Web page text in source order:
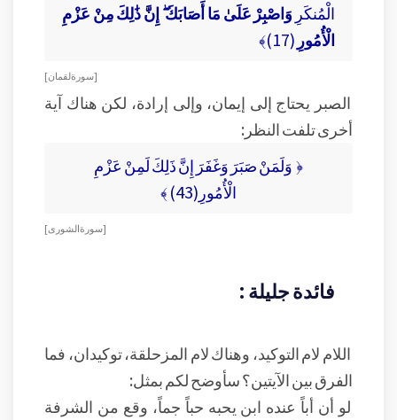
الْمُنكَرِ وَاصْبِرْ عَلَىٰ مَا أَصَابَكَ ۖ إِنَّ ذَٰلِكَ مِنْ عَزْمِ
الْأُمُورِ (17)﴾
[ سورة لقمان ]
الصبر يحتاج إلى إيمان، وإلى إرادة، لكن هناك آية
أخرى تلفت النظر:
﴿ وَلَمَنْ صَبَرَ وَغَفَرَ إِنَّ ذَلِكَ لَمِنْ عَزْمِ
الْأُمُورِ(43) ﴾
[ سورة الشورى ]
فائدة جليلة :
اللام لام التوكيد، وهناك لام المزحلقة، توكيدان، فما
الفرق بين الآيتين؟ سأوضح لكم بمثل:
لو أن أباً عنده ابن يحبه حباً جماً، وقع من الشرفة